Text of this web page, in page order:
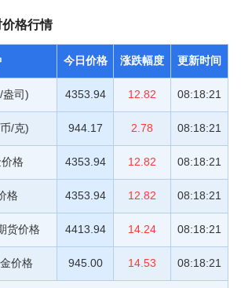
格行情
今日价格 涨跌幅度 更新时间
盎司) 4353.94 12.82 08:18:21
/克) 944.17 2.78 08:18:21
格 4353.94 12.82 08:18:21
格 4353.94 12.82 08:18:21
货价格 4413.94 14.24 08:18:21
价格 945.00 14.53 08:18:21